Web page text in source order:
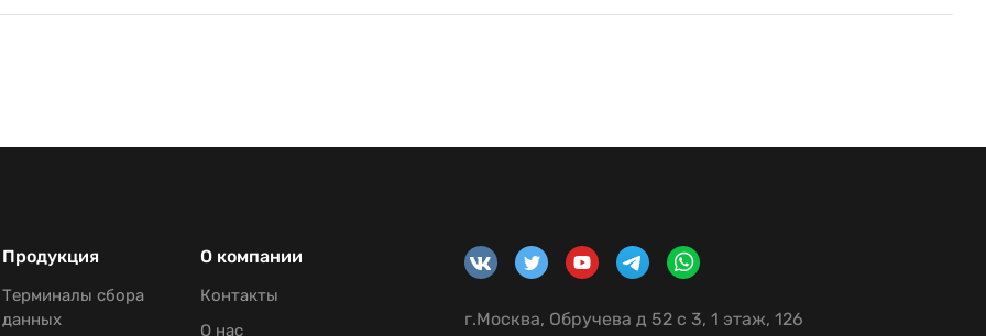
Продукция
Терминалы сбора
данных
О компании
Контакты
О нас
г.Москва, Обручева д 52 с 3, 1 этаж, 126